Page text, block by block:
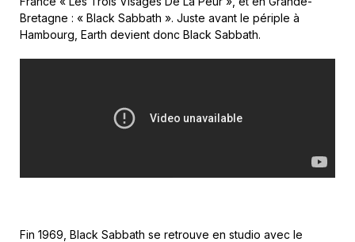
Bretagne : « Black Sabbath ». Juste avant le périple à
Hambourg, Earth devient donc Black Sabbath.
Fin 1969, Black Sabbath se retrouve en studio avec le